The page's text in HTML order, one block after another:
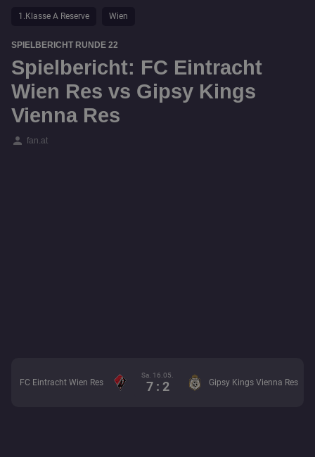
1.Klasse A Reserve Wien
SPIELBERICHT RUNDE 22
Spielbericht: FC Eintracht
Wien Res vs Gipsy Kings
Vienna Res
person fan.at
FC Eintracht Wien Res
Sa. 16.05.
7 : 2 Gipsy Kings Vienna Res